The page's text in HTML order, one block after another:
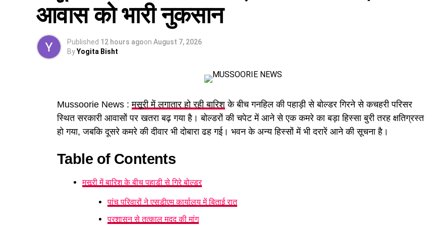
पढ़े धामी कैबिनेट के प्रमुख फैसले
GST संशोधित अध्यादेश को मंजूरी।
नैनीताल हाईकोर्ट के लिए हल्द्वानी गौलापार में 30 हेक्टेयर जमीन देने का फैसला।
आवास को भारी नुकसान
Published 12 hours agoon August 7, 2026
ByYogita Bisht
Mussoorie News :मसूरी में लगातार हो रही बारिश के बीच गनहिल की पहाड़ी से बोल्डर गिरने से कचहरी परिसर
स्थित सरकारी आवासों पर खतरा बढ़ गया है। बोल्डरों की चपेट में आने से एक कमरे का बड़ा हिस्सा बुरी तरह क्षतिग्रस्त
हो गया, जबकि दूसरे कमरे की दीवार भी दोबारा ढह गई। भवन के अन्य हिस्सों में भी दरारें आने की सूचना है।
Table of Contents
मसूरी में बारिश के बीच पहाड़ी से गिरे बोल्डर
पांच परिवारों ने एसडीएम कार्यालय में बिताई रात
प्रशासन से तत्काल मदद की मांग